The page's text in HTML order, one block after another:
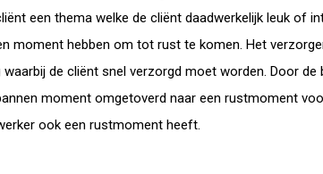
een thema welke de cliënt daadwerkelijk leuk of
moment hebben om tot rust te komen. Het
de cliënt snel verzorgd moet worden. Door
moment omgetoverd naar een rustmoment
ook een rustmoment heeft.